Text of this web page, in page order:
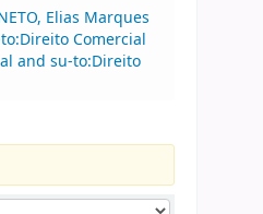
Elias Marques
Comercial
and su-to:Direito